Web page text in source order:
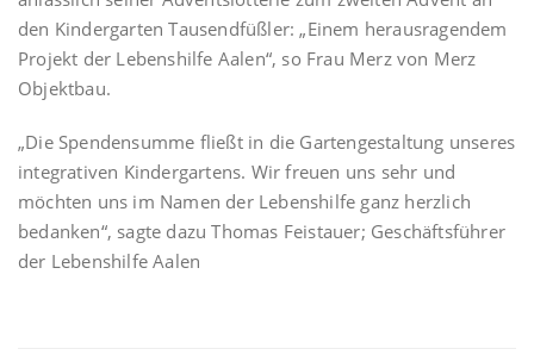
den Kindergarten Tausendfüßler: „Einem herausragendem
Projekt der Lebenshilfe Aalen“, so Frau Merz von Merz
Objektbau.
„Die Spendensumme fließt in die Gartengestaltung unseres
integrativen Kindergartens. Wir freuen uns sehr und
möchten uns im Namen der Lebenshilfe ganz herzlich
bedanken“, sagte dazu Thomas Feistauer; Geschäftsführer
der Lebenshilfe Aalen